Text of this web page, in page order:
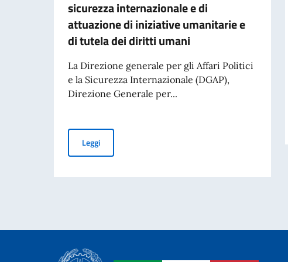
sicurezza internazionale e di
attuazione di iniziative umanitarie e
di tutela dei diritti umani
La Direzione generale per gli Affari Politici
e la Sicurezza Internazionale (DGAP),
Direzione Generale per...
LeggiAvviso di pubblicità per contributi a soggetti privati